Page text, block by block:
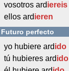
vosotros ardiereis
ellos ardieren
Futuro perfecto
yo hubiere ardido
tú hubieres ardido